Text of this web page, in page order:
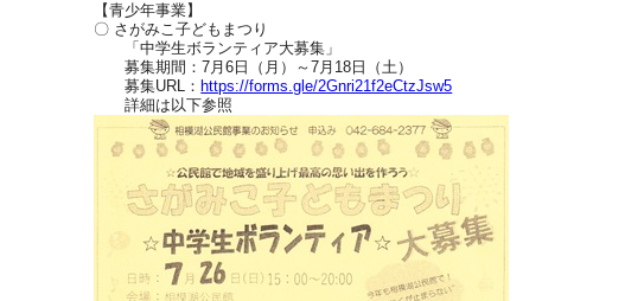
【青少年事業】
〇 さがみこ子どもまつり
「中学生ボランティア大募集」
募集期間：7月6日（月）～7月18日（土）
募集URL： https://forms.gle/2Gnri21f2eCtzJsw5
詳細は以下参照